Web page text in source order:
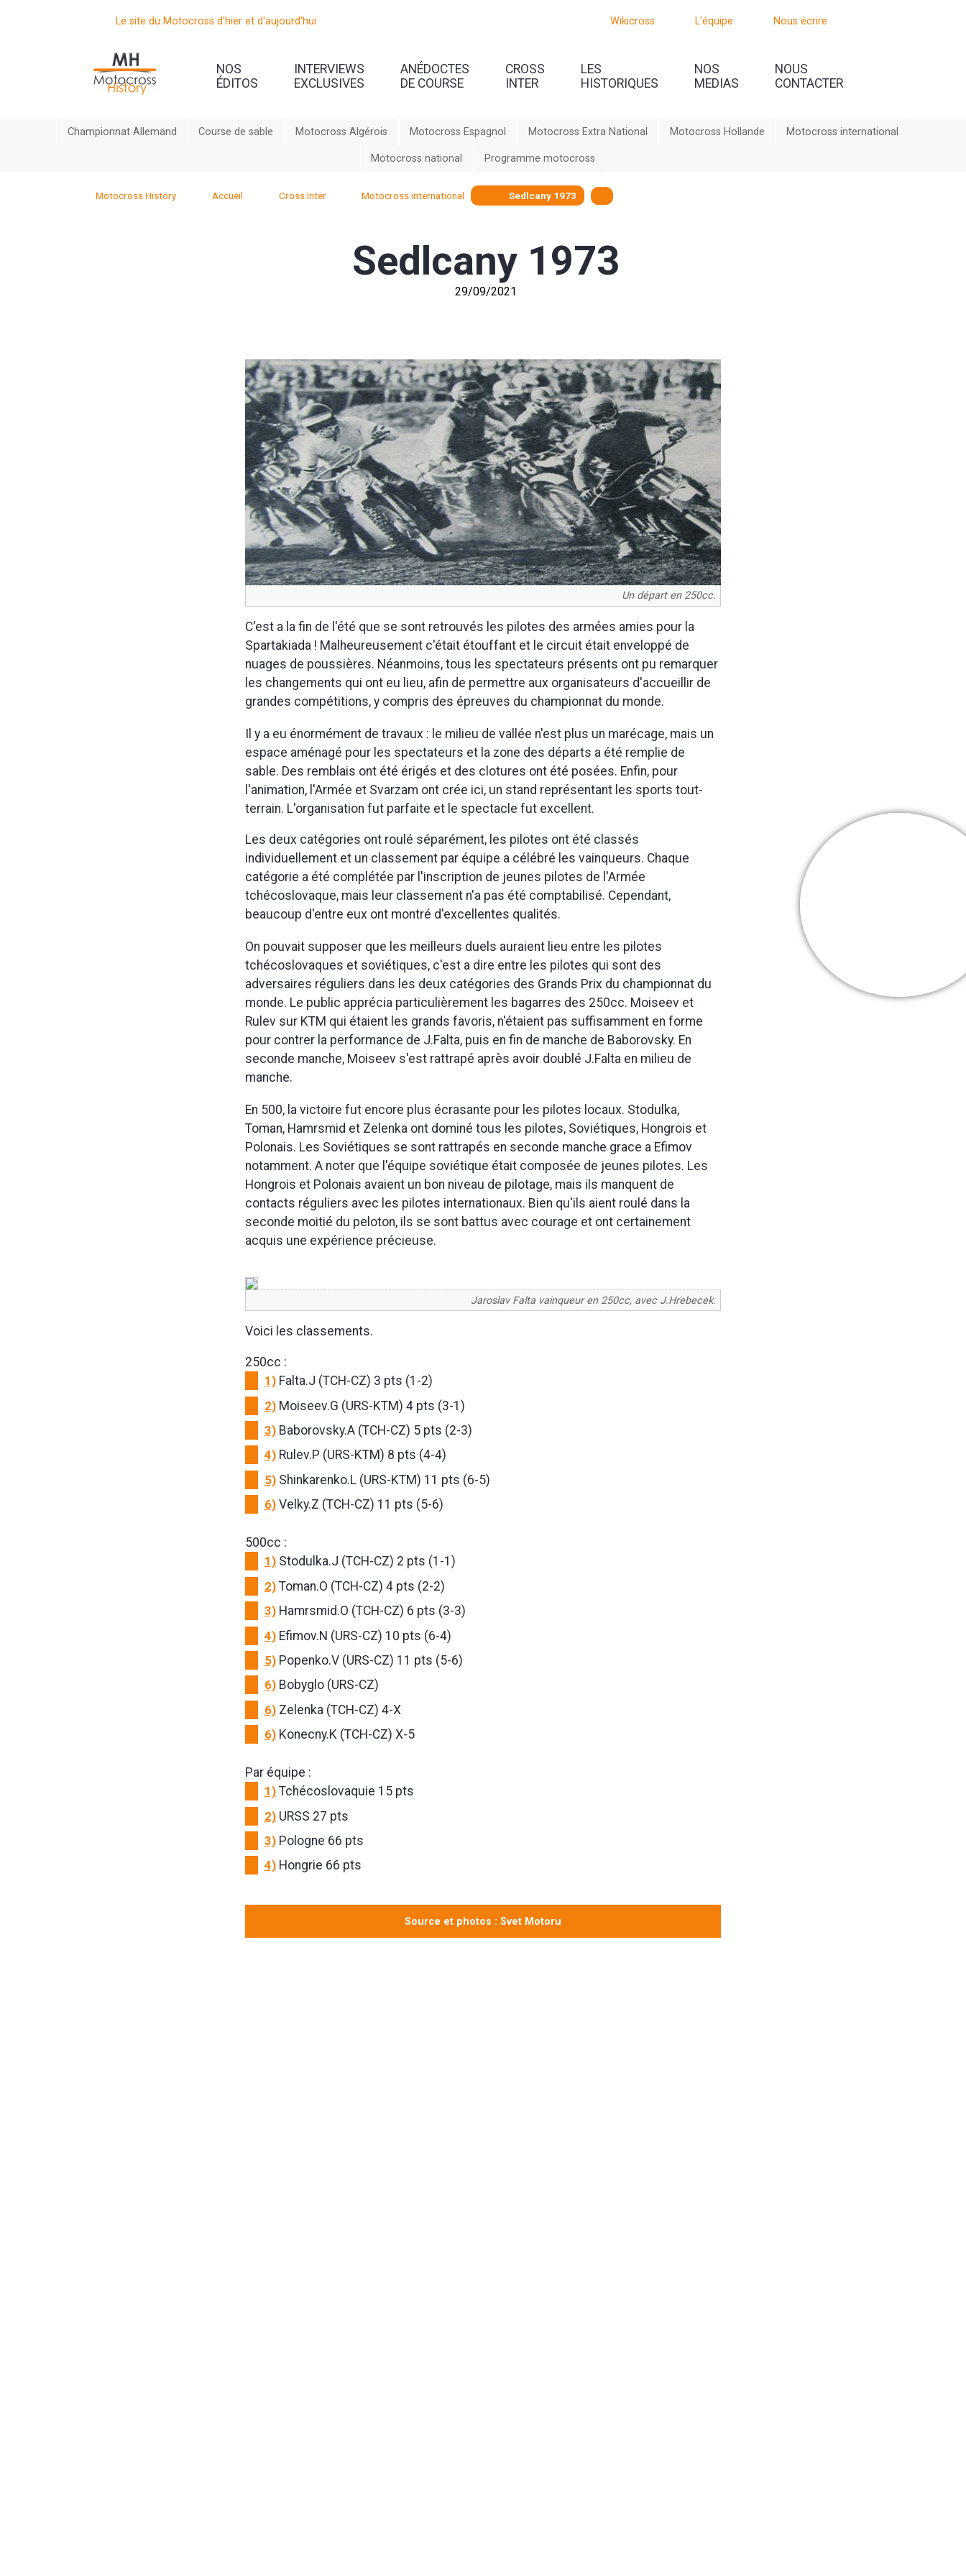
Le site du Motocross d'hier et d'aujourd'hui Wikicross L'équipe Nous écrire
NOS
ÉDITOS
INTERVIEWS
EXCLUSIVES
ANÉDOCTES
DE COURSE
CROSS
INTER
LES
HISTORIQUES
NOS
MEDIAS
NOUS
CONTACTER
Championnat Allemand Course de sable Motocross Algérois Motocross Espagnol Motocross Extra National Motocross Hollande Motocross international
Motocross national Programme motocross
Motocross History Accueil Cross Inter Motocross international Sedlcany 1973
Sedlcany 1973
29/09/2021
Un départ en 250cc.
C'est a la fin de l'été que se sont retrouvés les pilotes des armées amies pour la
Spartakiada ! Malheureusement c'était étouffant et le circuit était enveloppé de
nuages de poussières. Néanmoins, tous les spectateurs présents ont pu remarquer
les changements qui ont eu lieu, afin de permettre aux organisateurs d'accueillir de
grandes compétitions, y compris des épreuves du championnat du monde.
Il y a eu énormément de travaux : le milieu de vallée n'est plus un marécage, mais un
espace aménagé pour les spectateurs et la zone des départs a été remplie de
sable. Des remblais ont été érigés et des clotures ont été posées. Enfin, pour
l'animation, l'Armée et Svarzam ont crée ici, un stand représentant les sports tout-
terrain. L'organisation fut parfaite et le spectacle fut excellent.
Les deux catégories ont roulé séparément, les pilotes ont été classés
individuellement et un classement par équipe a célébré les vainqueurs. Chaque
catégorie a été complétée par l'inscription de jeunes pilotes de l'Armée
tchécoslovaque, mais leur classement n'a pas été comptabilisé. Cependant,
beaucoup d'entre eux ont montré d'excellentes qualités.
On pouvait supposer que les meilleurs duels auraient lieu entre les pilotes
tchécoslovaques et soviétiques, c'est a dire entre les pilotes qui sont des
adversaires réguliers dans les deux catégories des Grands Prix du championnat du
monde. Le public apprécia particulièrement les bagarres des 250cc. Moiseev et
Rulev sur KTM qui étaient les grands favoris, n'étaient pas suffisamment en forme
pour contrer la performance de J.Falta, puis en fin de manche de Baborovsky. En
seconde manche, Moiseev s'est rattrapé après avoir doublé J.Falta en milieu de
manche.
En 500, la victoire fut encore plus écrasante pour les pilotes locaux. Stodulka,
Toman, Hamrsmid et Zelenka ont dominé tous les pilotes, Soviétiques, Hongrois et
Polonais. Les Soviétiques se sont rattrapés en seconde manche grace a Efimov
notamment. A noter que l'équipe soviétique était composée de jeunes pilotes. Les
Hongrois et Polonais avaient un bon niveau de pilotage, mais ils manquent de
contacts réguliers avec les pilotes internationaux. Bien qu'ils aient roulé dans la
seconde moitié du peloton, ils se sont battus avec courage et ont certainement
acquis une expérience précieuse.
Jaroslav Falta vainqueur en 250cc, avec J.Hrebecek.
Voici les classements.
250cc :
1)Falta.J (TCH-CZ) 3 pts (1-2)
2)Moiseev.G (URS-KTM) 4 pts (3-1)
3)Baborovsky.A (TCH-CZ) 5 pts (2-3)
4)Rulev.P (URS-KTM) 8 pts (4-4)
5)Shinkarenko.L (URS-KTM) 11 pts (6-5)
6)Velky.Z (TCH-CZ) 11 pts (5-6)
500cc :
1)Stodulka.J (TCH-CZ) 2 pts (1-1)
2)Toman.O (TCH-CZ) 4 pts (2-2)
3)Hamrsmid.O (TCH-CZ) 6 pts (3-3)
4)Efimov.N (URS-CZ) 10 pts (6-4)
5)Popenko.V (URS-CZ) 11 pts (5-6)
6)Bobyglo (URS-CZ)
6)Zelenka (TCH-CZ) 4-X
6)Konecny.K (TCH-CZ) X-5
Par équipe :
1)Tchécoslovaquie 15 pts
2)URSS 27 pts
3)Pologne 66 pts
4)Hongrie 66 pts
Source et photos : Svet Motoru